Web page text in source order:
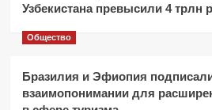
Узбекистана превысили 4 трлн
Общество
Бразилия и Эфиопия
взаимопонимании для